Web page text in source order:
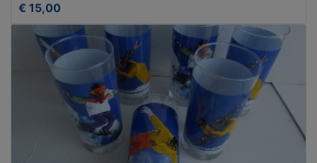
€ 15,00